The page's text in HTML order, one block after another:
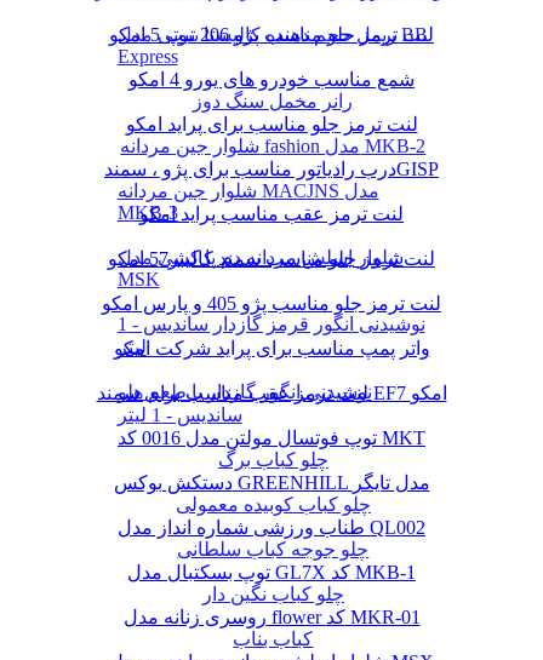
ریمل حجم دهنده کالیستا بیوتی مدل BB
Express
رانر مخمل سنگ دوز
شلوار جین مردانه fashion مدل MKB-2
شلوار جین مردانه MACJNS مدل
MKB-3
شلوار اسلش مردانه دم پا کشی مدل
MSK
نوشیدنی انگور قرمز گازدار ساندیس - 1
لیتر
نوشیدنی انگور گازدار با طعم هلو
ساندیس - 1 لیتر
چلو کباب برگ
چلو کباب کوبیده معمولی
چلو جوجه کباب سلطانی
چلو کباب نگین دار
کباب بناب
لنت ترمز جلو مناسب پژو 206 تیپ 5 امکو
شمع مناسب خودرو های یورو 4 امکو
لنت ترمز جلو مناسب برای پراید امکو
درب رادیاتور مناسب برای پژو ، سمندGISP
لنت ترمز عقب مناسب پراید امکو
لنت ترمز جلو مناسب سمند کالیبر57 امکو
لنت ترمز جلو مناسب پژو 405 و پارس امکو
واتر پمپ مناسب برای پراید شرکت امکو
لنت ترمز عقب مناسب برای سمند EF7 امکو
توپ فوتسال مولتن مدل 0016 کد MKT
دستکش بوکس GREENHILL مدل تایگر
طناب ورزشی شماره انداز مدل QL002
توپ بسکتبال مدل GL7X کد MKB-1
روسری زنانه مدل flower کد MKR-01